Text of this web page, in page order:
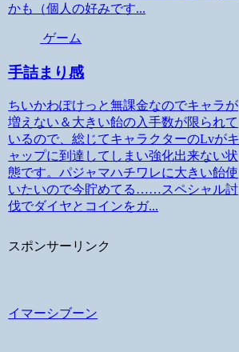
かも（個人の好みです...
ゲーム
手詰まり感
ちいかわぽけっと無課金なのでキャラが
増えない＆大きい飴の入手数が限られて
いるので、総じてキャラクターのLvがキ
ャップに到達してしまい強化出来ない状
態です。パジャマハチワレに大きい飴使
いたいので今貯めてる……スペシャル討
伐でダイヤとコインをガ...
スポンサーリンク
イマーシブーン